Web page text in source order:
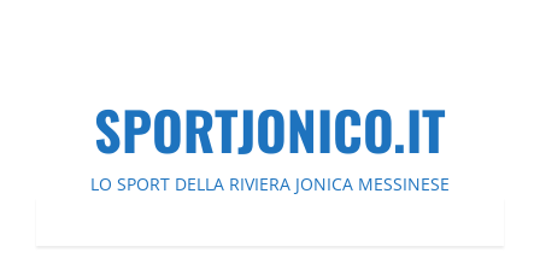
SPORTJONICO.IT
LO SPORT DELLA RIVIERA JONICA MESSINESE